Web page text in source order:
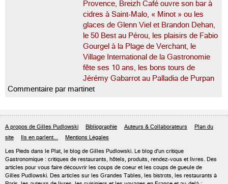
Provence, Breizh Café ouvre son bar à
cidres à Saint-Malo, « Minot » ou les
glaces de Glenn Viel et Brandon Dehan,
le 50 Best au Pérou, les plaisirs de Fabio
Gourgel à la Plage de Verchant, le
Village International de la Gastronomie
fête ses 10 ans, les bons tours de
Jérémy Gabarrot au Palladia de Purpan
Commentaire par martinet
A propos de Gilles Pudlowski Bibliographie Auteurs & Collaborateurs
Plan du
site
Ils en parlent... Mentions Légales
Les Pieds dans le Plat, le blog de Gilles Pudlowski. Le blog d'un critique
Gastronomique : critiques de restaurants, hôtels, produits, rendez-vous et livres. Des
articles pour vous faire découvrir les coups de coeur et les coups de gueule de
Gilles Pudlowski. Des articles sur les Grandes Tables, les bistrots, les restaurants à